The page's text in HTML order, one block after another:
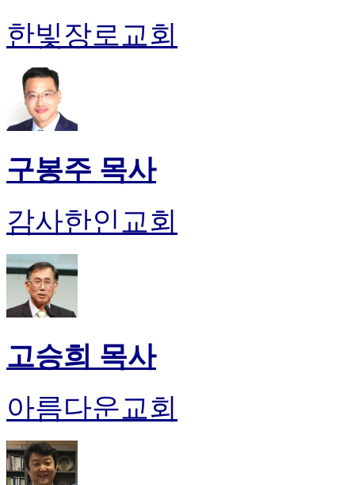
한빛장로교회
구봉주 목사
감사한인교회
고승희 목사
아름다운교회